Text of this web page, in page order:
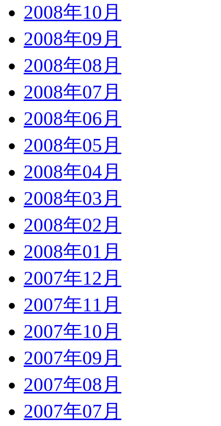
2008年10月
2008年09月
2008年08月
2008年07月
2008年06月
2008年05月
2008年04月
2008年03月
2008年02月
2008年01月
2007年12月
2007年11月
2007年10月
2007年09月
2007年08月
2007年07月